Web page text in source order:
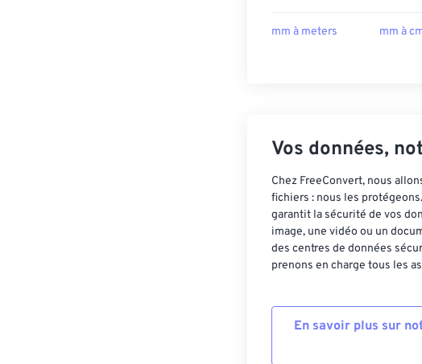
mm à meters mm à
Vos données,
Chez FreeConvert, nous
fichiers : nous les
garantit la sécurité de vos
image, une vidéo ou un
des centres de données
prenons en charge tous les
En savoir plus sur